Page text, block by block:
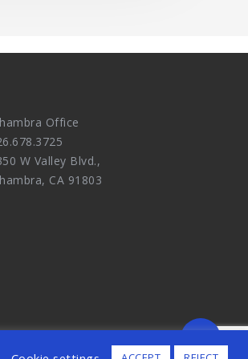
Office
W Valley Blvd.,
CA 91803